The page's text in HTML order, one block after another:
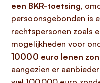
een BKR-toetsing,
persoonsgebonden is
rechtspersonen zoals
mogelijkheden voor
10000 euro lenen
aangezien er